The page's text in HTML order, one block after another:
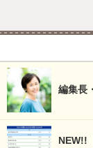
編集長
NEW!!